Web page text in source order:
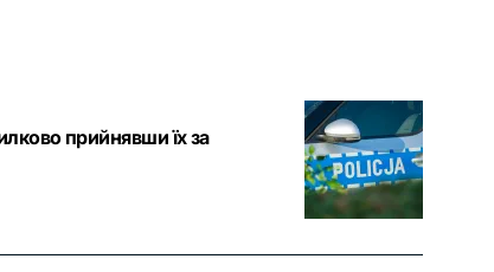
прийнявши їх за